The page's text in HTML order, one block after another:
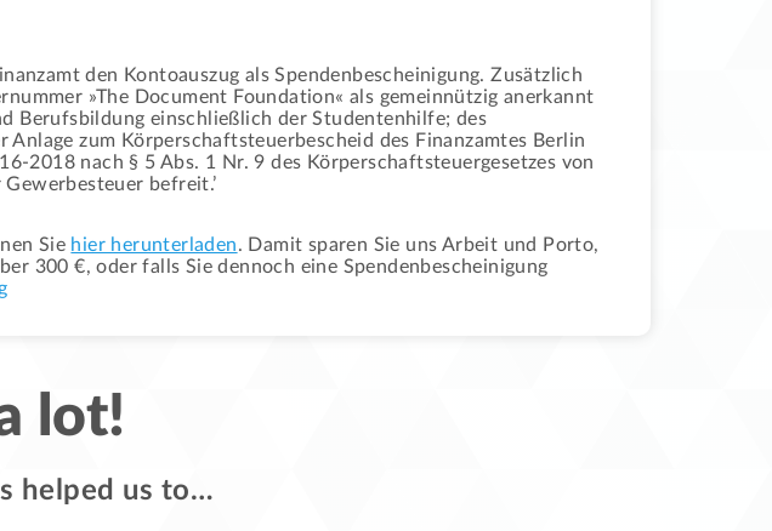
den Kontoauszug als Spendenbescheinigung. Zusätzlich
»The Document Foundation« als gemeinnützig anerkannt
Berufsbildung einschließlich der Studentenhilfe; des
zum Körperschaftsteuerbescheid des Finanzamtes Berlin
2018 nach § 5 Abs. 1 Nr. 9 des Körperschaftsteuergesetzes von
befreit.’
Sie hier herunterladen. Damit sparen Sie uns Arbeit und Porto,
300 €, oder falls Sie dennoch eine Spendenbescheinigung
lot!
helped us to…